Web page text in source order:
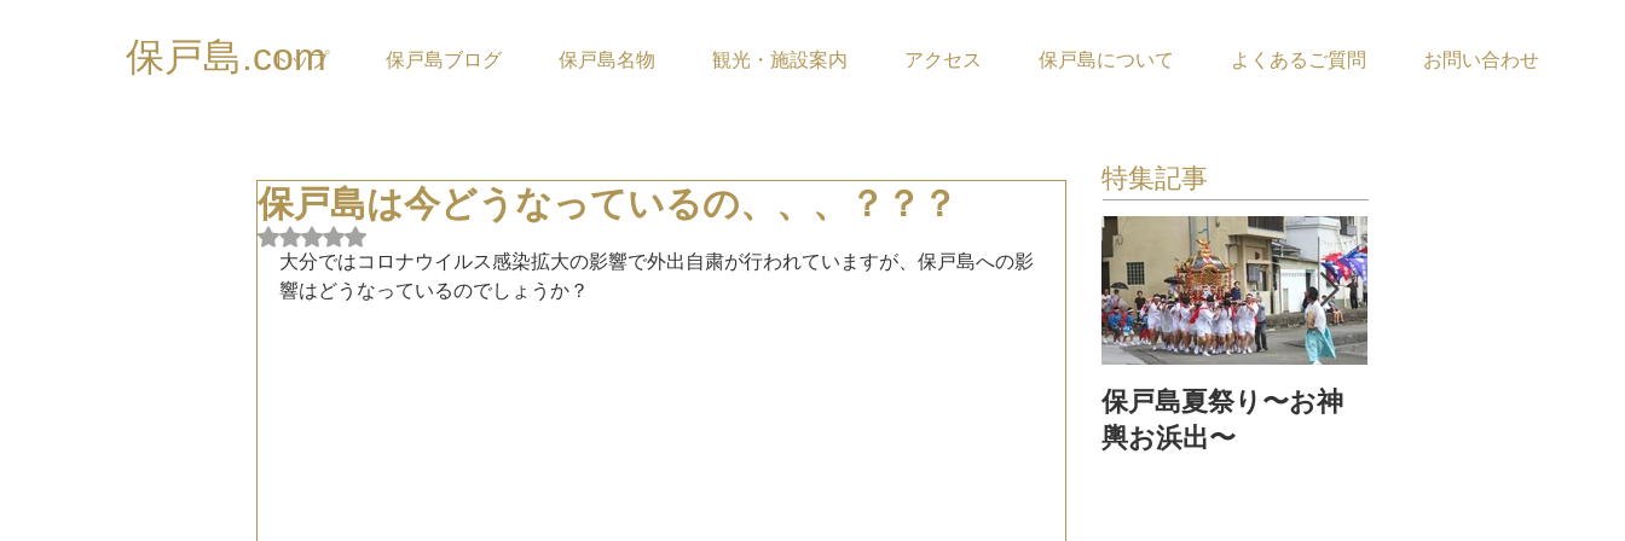
保戸島.com
トップ 保戸島ブログ 保戸島名物 観光・施設案内 アクセス 保戸島について よくあるご質問 お問い合わせ
保戸島は今どうなっているの、、、？？？
5つ星のうちNaNと評価されています。
大分ではコロナウイルス感染拡大の影響で外出自粛が行われていますが、保戸島への影
響はどうなっているのでしょうか？
特集記事
保戸島夏祭り〜お神
輿お浜出〜